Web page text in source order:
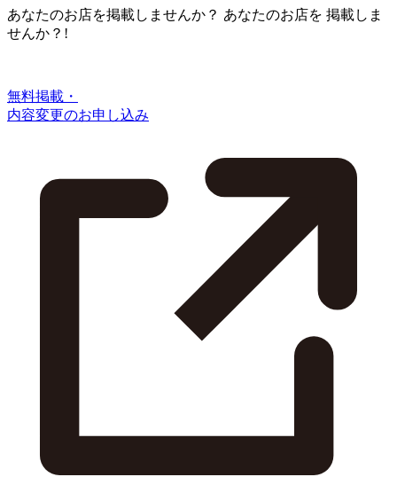
あなたのお店を掲載しませんか？ あなたのお店を 掲載しま
せんか？!
無料掲載・
内容変更のお申し込み